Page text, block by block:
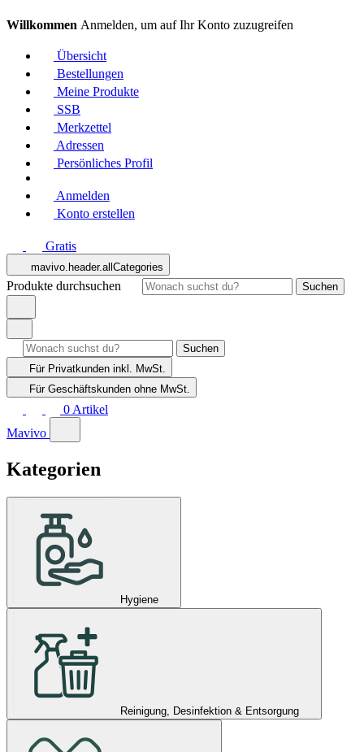
Willkommen Anmelden, um auf Ihr Konto zuzugreifen
Übersicht
Bestellungen
Meine Produkte
SSB
Merkzettel
Adressen
Persönliches Profil
Anmelden
Konto erstellen
Gratis
mavivo.header.allCategories
Produkte durchsuchen Suchen
Suchen
Für Privatkunden inkl. MwSt.
Für Geschäftskunden ohne MwSt.
0 Artikel
Mavivo
Kategorien
Hygiene
Reinigung, Desinfektion & Entsorgung